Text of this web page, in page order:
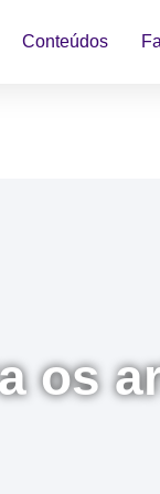
Conteúdos
os